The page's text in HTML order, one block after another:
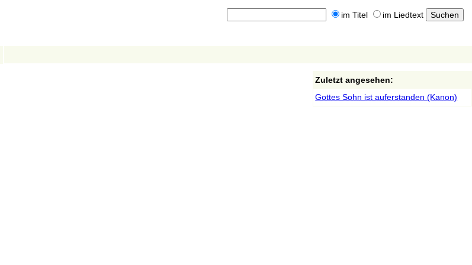
im Titel im Liedtext
Zuletzt angesehen:
Gottes Sohn ist auferstanden (Kanon)